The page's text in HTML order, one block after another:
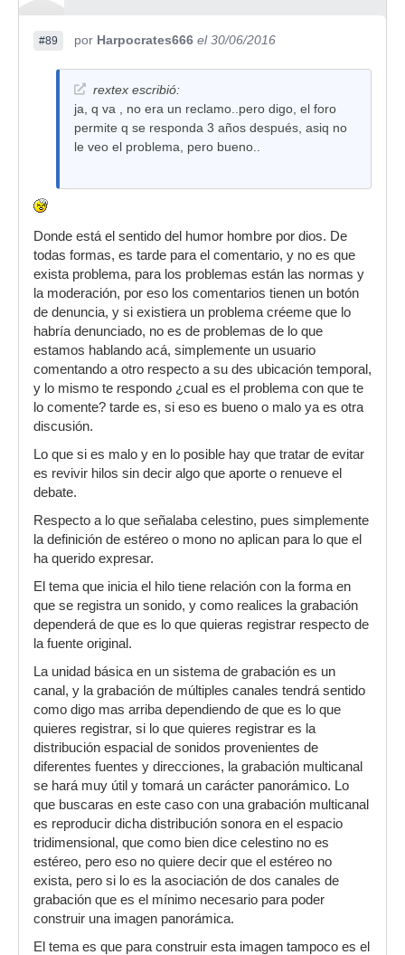
#89 por Harpocrates666 el 30/06/2016
rextex escribió:
ja, q va , no era un reclamo..pero digo, el foro
permite q se responda 3 años después, asiq no
le veo el problema, pero bueno..
Donde está el sentido del humor hombre por dios. De
todas formas, es tarde para el comentario, y no es que
exista problema, para los problemas están las normas y
la moderación, por eso los comentarios tienen un botón
de denuncia, y si existiera un problema créeme que lo
habría denunciado, no es de problemas de lo que
estamos hablando acá, simplemente un usuario
comentando a otro respecto a su des ubicación temporal,
y lo mismo te respondo ¿cual es el problema con que te
lo comente? tarde es, si eso es bueno o malo ya es otra
discusión.
Lo que si es malo y en lo posible hay que tratar de evitar
es revivir hilos sin decir algo que aporte o renueve el
debate.
Respecto a lo que señalaba celestino, pues simplemente
la definición de estéreo o mono no aplican para lo que el
ha querido expresar.
El tema que inicia el hilo tiene relación con la forma en
que se registra un sonido, y como realices la grabación
dependerá de que es lo que quieras registrar respecto de
la fuente original.
La unidad básica en un sistema de grabación es un
canal, y la grabación de múltiples canales tendrá sentido
como digo mas arriba dependiendo de que es lo que
quieres registrar, si lo que quieres registrar es la
distribución espacial de sonidos provenientes de
diferentes fuentes y direcciones, la grabación multicanal
se hará muy útil y tomará un carácter panorámico. Lo
que buscaras en este caso con una grabación multicanal
es reproducir dicha distribución sonora en el espacio
tridimensional, que como bien dice celestino no es
estéreo, pero eso no quiere decir que el estéreo no
exista, pero si lo es la asociación de dos canales de
grabación que es el mínimo necesario para poder
construir una imagen panorámica.
El tema es que para construir esta imagen tampoco es el